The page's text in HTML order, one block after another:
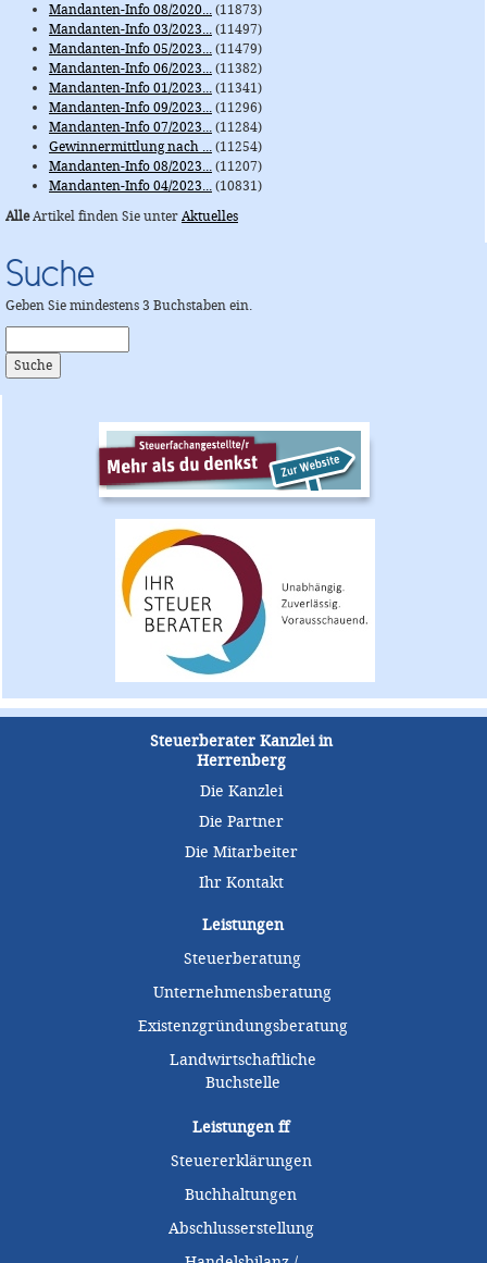
Mandanten-Info 08/2020...(11873)
Mandanten-Info 03/2023...(11497)
Mandanten-Info 05/2023...(11479)
Mandanten-Info 06/2023...(11382)
Mandanten-Info 01/2023...(11341)
Mandanten-Info 09/2023...(11296)
Mandanten-Info 07/2023...(11284)
Gewinnermittlung nach ...(11254)
Mandanten-Info 08/2023...(11207)
Mandanten-Info 04/2023...(10831)
AlleArtikel finden Sie unterAktuelles
Suche
Geben Sie mindestens 3 Buchstaben ein.
Steuerberater Kanzlei in
Herrenberg
Die Kanzlei
Die Partner
Die Mitarbeiter
Ihr Kontakt
Leistungen
Steuerberatung
Unternehmensberatung
Existenzgründungsberatung
Landwirtschaftliche
Buchstelle
Leistungenff
Steuererklärungen
Buchhaltungen
Abschlusserstellung